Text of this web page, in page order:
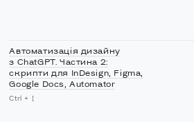
Автоматизація дизайну
з ChatGPT. Частина 2:
скрипти для InDesign, Figma,
Google Docs, Automator
Ctrl + [